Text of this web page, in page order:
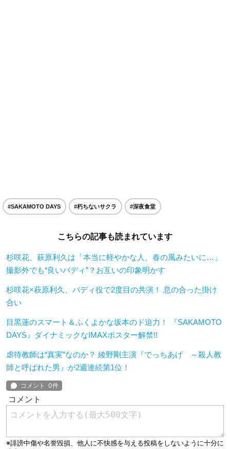
#SAKAMOTO DAYS #朽ちないサクラ #深夜食堂
こちらの記事も読まれています
杉咲花、萩原利久は「本当に軽やかな人、春の風みたいに…」
撮影外でも“良いバディ”？お互いの印象明かす
杉咲花×萩原利久、バディ役で2度目の共演！ 息の合った掛け
合い
目黒蓮のスマート＆ふくよかな坂本のド迫力！ 『SAKAMOTO
DAYS』ダイナミックなIMAXポスター解禁!!
虐待教師は“真実”なのか？ 綾野剛主演『でっちあげ ～殺人教
師と呼ばれた男』が2週連続第1位！